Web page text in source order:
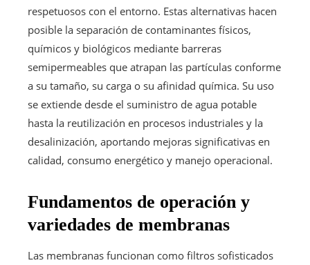
respetuosos con el entorno. Estas alternativas hacen
posible la separación de contaminantes físicos,
químicos y biológicos mediante barreras
semipermeables que atrapan las partículas conforme
a su tamaño, su carga o su afinidad química. Su uso
se extiende desde el suministro de agua potable
hasta la reutilización en procesos industriales y la
desalinización, aportando mejoras significativas en
calidad, consumo energético y manejo operacional.
Fundamentos de operación y
variedades de membranas
Las membranas funcionan como filtros sofisticados